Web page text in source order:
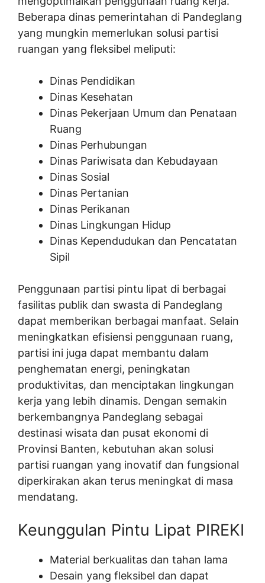
Beberapa dinas pemerintahan di Pandeglang
yang mungkin memerlukan solusi partisi
ruangan yang fleksibel meliputi:
Dinas Pendidikan
Dinas Kesehatan
Dinas Pekerjaan Umum dan Penataan
Ruang
Dinas Perhubungan
Dinas Pariwisata dan Kebudayaan
Dinas Sosial
Dinas Pertanian
Dinas Perikanan
Dinas Lingkungan Hidup
Dinas Kependudukan dan Pencatatan
Sipil
Penggunaan partisi pintu lipat di berbagai
fasilitas publik dan swasta di Pandeglang
dapat memberikan berbagai manfaat. Selain
meningkatkan efisiensi penggunaan ruang,
partisi ini juga dapat membantu dalam
penghematan energi, peningkatan
produktivitas, dan menciptakan lingkungan
kerja yang lebih dinamis. Dengan semakin
berkembangnya Pandeglang sebagai
destinasi wisata dan pusat ekonomi di
Provinsi Banten, kebutuhan akan solusi
partisi ruangan yang inovatif dan fungsional
diperkirakan akan terus meningkat di masa
mendatang.
Keunggulan Pintu Lipat PIREKI
Material berkualitas dan tahan lama
Desain yang fleksibel dan dapat